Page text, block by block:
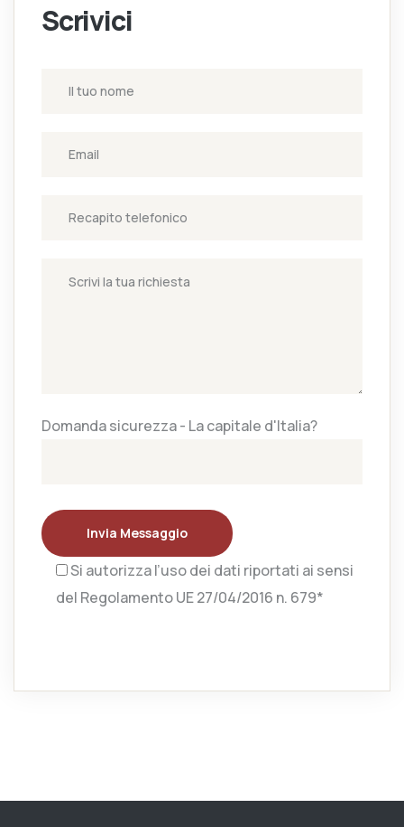
Scrivici
Domanda sicurezza - La capitale d'Italia?
Invia Messaggio
Si autorizza l’uso dei dati riportati ai sensi
del Regolamento UE 27/04/2016 n. 679*